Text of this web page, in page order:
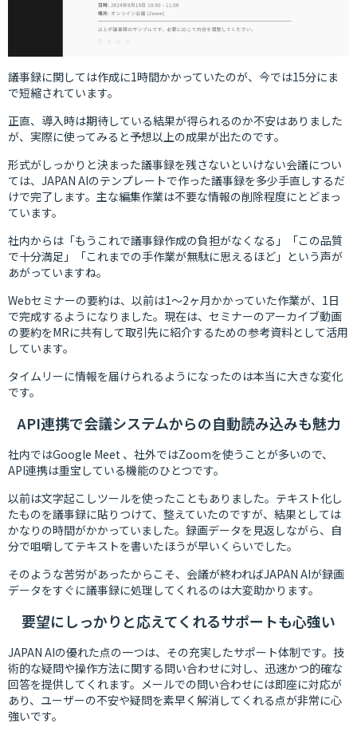
議事録に関しては作成に1時間かかっていたのが、今では15分にま
で短縮されています。
正直、導入時は期待している結果が得られるのか不安はありました
が、実際に使ってみると予想以上の成果が出たのです。
形式がしっかりと決まった議事録を残さないといけない会議につい
ては、JAPAN AIのテンプレートで作った議事録を多少手直しするだ
けで完了します。主な編集作業は不要な情報の削除程度にとどまっ
ています。
社内からは「もうこれで議事録作成の負担がなくなる」「この品質
で十分満足」「これまでの手作業が無駄に思えるほど」という声が
あがっていますね。
Webセミナーの要約は、以前は1〜2ヶ月かかっていた作業が、1日
で完成するようになりました。現在は、セミナーのアーカイブ動画
の要約をMRに共有して取引先に紹介するための参考資料として活用
しています。
タイムリーに情報を届けられるようになったのは本当に大きな変化
です。
API連携で会議システムからの自動読み込みも魅力
社内ではGoogle Meet 、社外ではZoomを使うことが多いので、
API連携は重宝している機能のひとつです。
以前は文字起こしツールを使ったこともありました。テキスト化し
たものを議事録に貼りつけて、整えていたのですが、結果としては
かなりの時間がかかっていました。録画データを見返しながら、自
分で咀嚼してテキストを書いたほうが早いくらいでした。
そのような苦労があったからこそ、会議が終わればJAPAN AIが録画
データをすぐに議事録に処理してくれるのは大変助かります。
要望にしっかりと応えてくれるサポートも心強い
JAPAN AIの優れた点の一つは、その充実したサポート体制です。技
術的な疑問や操作方法に関する問い合わせに対し、迅速かつ的確な
回答を提供してくれます。メールでの問い合わせには即座に対応が
あり、ユーザーの不安や疑問を素早く解消してくれる点が非常に心
強いです。